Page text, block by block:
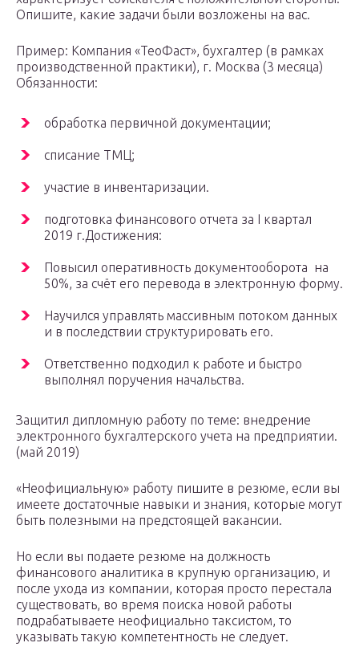
Опишите, какие задачи были возложены на вас.
Пример: Компания «ТеоФаст», бухгалтер (в рамках
производственной практики), г. Москва (3 месяца)
Обязанности:
обработка первичной документации;
списание ТМЦ;
участие в инвентаризации.
подготовка финансового отчета за I квартал
2019 г.Достижения:
Повысил оперативность документооборота на
50%, за счёт его перевода в электронную форму.
Научился управлять массивным потоком данных
и в последствии структурировать его.
Ответственно подходил к работе и быстро
выполнял поручения начальства.
Защитил дипломную работу по теме: внедрение
электронного бухгалтерского учета на предприятии.
(май 2019)
«Неофициальную» работу пишите в резюме, если вы
имеете достаточные навыки и знания, которые могут
быть полезными на предстоящей вакансии.
Но если вы подаете резюме на должность
финансового аналитика в крупную организацию, и
после ухода из компании, которая просто перестала
существовать, во время поиска новой работы
подрабатываете неофициально таксистом, то
указывать такую компетентность не следует.